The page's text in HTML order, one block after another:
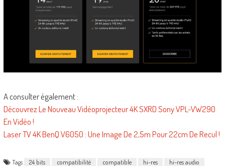
A consulter également :
Découvrez Le Nouveau Vidéoprojecteur 4K SXRD Sony VPL-VW290
En Vidéo !
Laser TV 4K BenQ V6050 : Une Image De 2,5m Pour 22cm De Recul !
Tags 24 bits compatibilité compatible hi-res
hi-res audio